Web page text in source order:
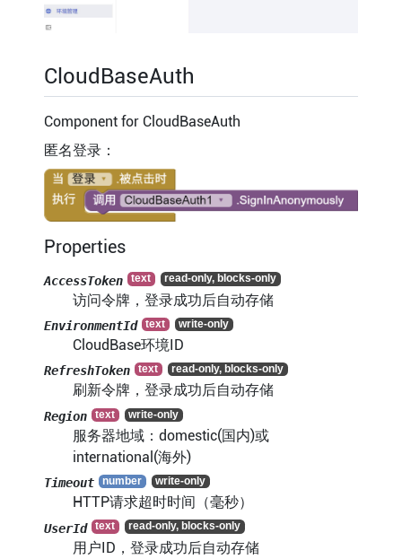
CloudBaseAuth
Component for CloudBaseAuth
匿名登录：
Properties
AccessToken
访问令牌，登录成功后自动存储
EnvironmentId
CloudBase环境ID
RefreshToken
刷新令牌，登录成功后自动存储
Region
服务器地域：domestic(国内)或
international(海外)
Timeout
HTTP请求超时时间（毫秒）
UserId
用户ID，登录成功后自动存储